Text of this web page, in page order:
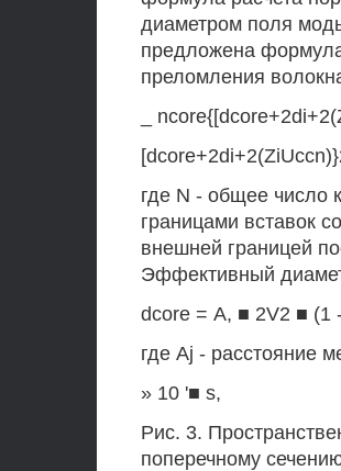
диаметром поля
предложена
преломления
_
где N - общее число
границами вставок
внешней границей
Эффективный
dcore = А, ■ 2V2 ■ (1
где Aj - расстояние
» 10 '■ s,
Рис. 3.
поперечному